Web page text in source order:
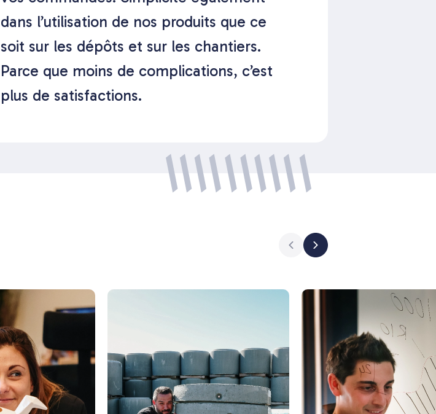
dans l’utilisation de nos produits que ce
soit sur les dépôts et sur les chantiers.
Parce que moins de complications, c’est
plus de satisfactions.